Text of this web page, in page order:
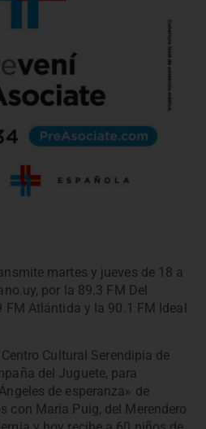
martes y jueves de 18 a
por la 89.3 FM Del
FM Atlántida y la 90.1 FM Ideal
Cultural Serendipia de
del Juguete, para
de esperanza» de
con María Puig, del Merendero